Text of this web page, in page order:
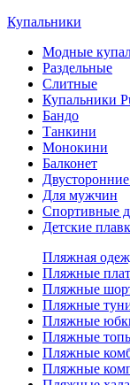
Купальники
Модные
Раздельные
Слитные
Купальники
Бандо
Танкини
Монокини
Балконет
Для мужчин
Спортивные
Детские
Пляжная
Пляжные
Пляжные
Пляжные
Пляжные
Пляжные
Пляжные
Пляжные